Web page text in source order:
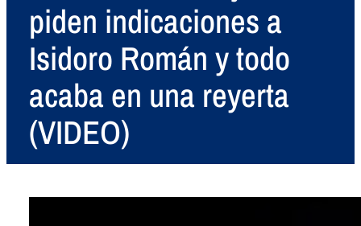
piden indicaciones a
Isidoro Román y todo
acaba en una reyerta
(VIDEO)